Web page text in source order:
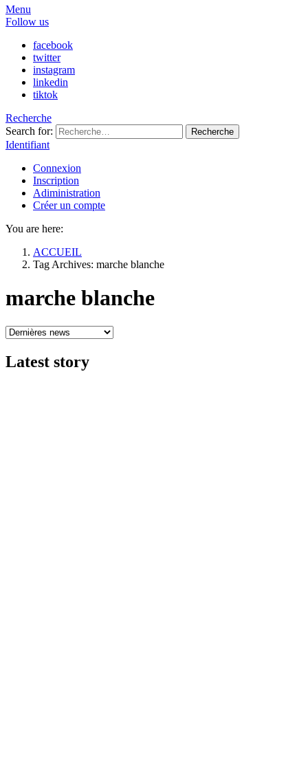
Menu
Follow us
facebook
twitter
instagram
linkedin
tiktok
Recherche
Search for:
Recherche
Identifiant
Connexion
Inscription
Adiministration
Créer un compte
You are here:
ACCUEIL
Tag Archives: marche blanche
marche blanche
Latest story